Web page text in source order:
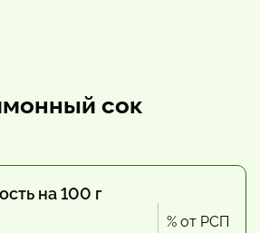
сок
на 100 г
% от РСП